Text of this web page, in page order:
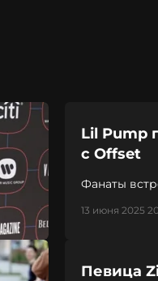
Lil Pump
с Offset
Фанаты
13 июня 2025
Певица